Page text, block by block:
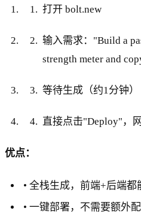
打开 bolt.new
输入需求："Build a
strength meter and
等待生成（约1分钟）
直接点击"Deploy"，
优点：
• 全栈生成，前端+后端都
• 一键部署，不需要额外